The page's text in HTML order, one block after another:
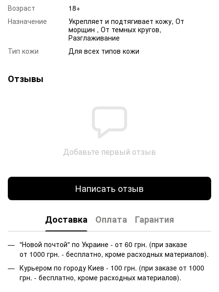
Возраст
18+
Назначение
Укрепляет и подтягивает кожу, От
морщин , От темных кругов,
Разглаживание
Тип кожи
Для всех типов кожи
Отзывы
Добавьте первый отзыв
Написать отзыв
Доставка Оплата Гарантия
"Новой почтой" по Украине - от 60 грн. (при заказе
от 1000 грн. - бесплатно, кроме расходных материалов).
Курьером по городу Киев - 100 грн. (при заказе от 1000
грн. - бесплатно, кроме расходных материалов).